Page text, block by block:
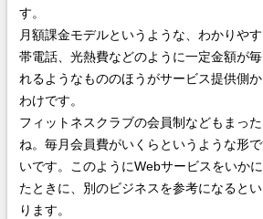
す。
月額課金モデルというような、わかりや
帯電話、光熱費などのように一定金額が
れるようなもののほうがサービス提供側
わけです。
フィットネスクラブの会員制などもまっ
ね。毎月会員費がいくらというような形
いです。このようにWebサービスをいか
たときに、別のビジネスを参考になると
ります。